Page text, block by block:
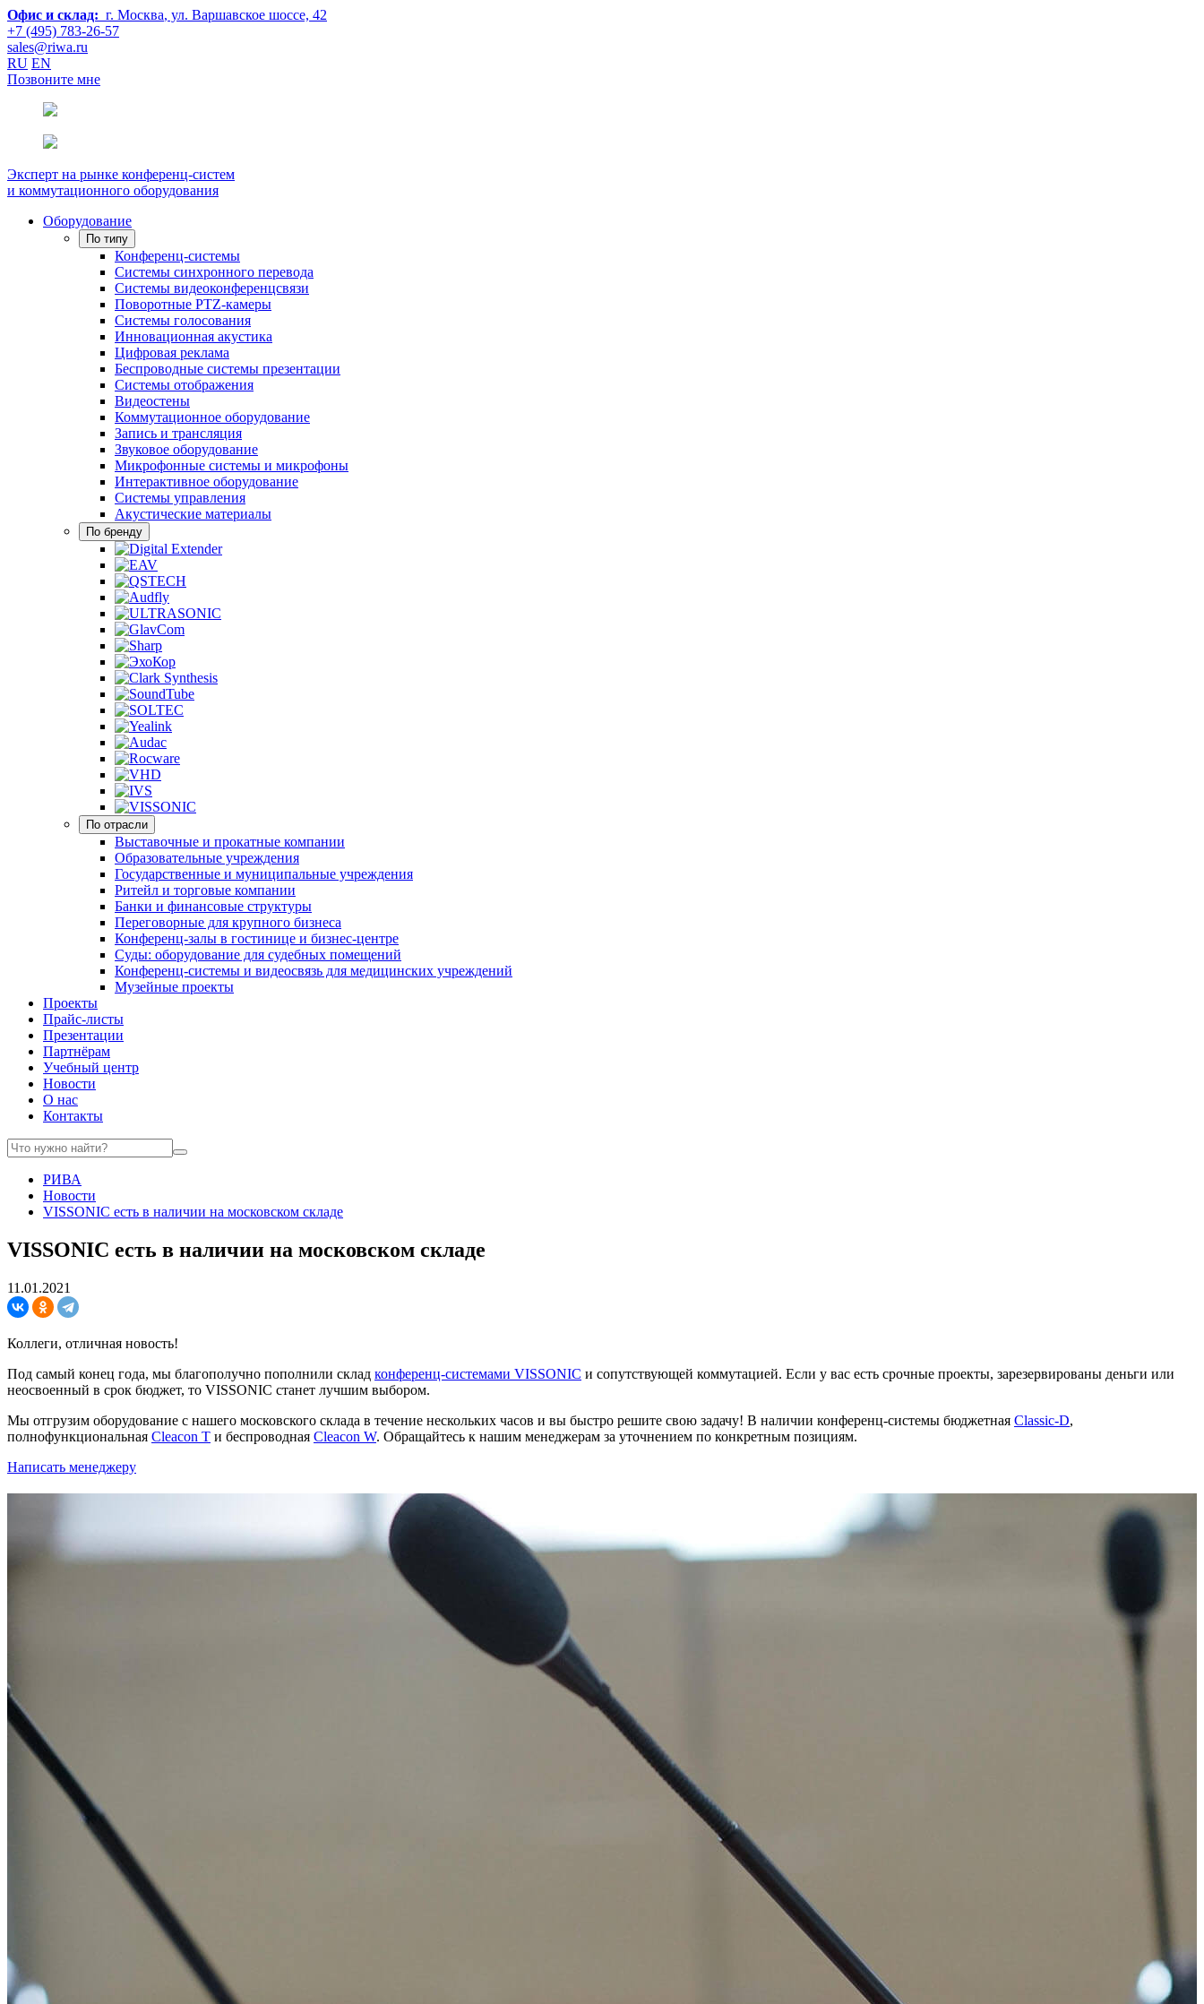
Офис и склад: г. Москва, ул. Варшавское шоссе, 42
+7 (495) 783-26-57
sales@riwa.ru
RU EN
Позвоните мне
Эксперт на рынке конференц-систем
и коммутационного оборудования
Оборудование
По типу
Конференц-системы
Системы синхронного перевода
Системы видеоконференцсвязи
Поворотные PTZ-камеры
Системы голосования
Инновационная акустика
Цифровая реклама
Беспроводные системы презентации
Системы отображения
Видеостены
Коммутационное оборудование
Запись и трансляция
Звуковое оборудование
Микрофонные системы и микрофоны
Интерактивное оборудование
Системы управления
Акустические материалы
По бренду
По отрасли
Выставочные и прокатные компании
Образовательные учреждения
Государственные и муниципальные учреждения
Ритейл и торговые компании
Банки и финансовые структуры
Переговорные для крупного бизнеса
Конференц-залы в гостинице и бизнес-центре
Суды: оборудование для судебных помещений
Конференц-системы и видеосвязь для медицинских учреждений
Музейные проекты
Проекты
Прайс-листы
Презентации
Партнёрам
Учебный центр
Новости
О нас
Контакты
РИВА
Новости
VISSONIC есть в наличии на московском складе
VISSONIC есть в наличии на московском складе
11.01.2021
Коллеги, отличная новость!
Под самый конец года, мы благополучно пополнили склад конференц-системами VISSONIC и сопутствующей коммутацией. Если у вас есть срочные проекты, зарезервированы деньги или
неосвоенный в срок бюджет, то VISSONIC станет лучшим выбором.
Мы отгрузим оборудование с нашего московского склада в течение нескольких часов и вы быстро решите свою задачу! В наличии конференц-системы бюджетная Classic-D,
полнофункциональная Cleacon T и беспроводная Cleacon W. Обращайтесь к нашим менеджерам за уточнением по конкретным позициям.
Написать менеджеру